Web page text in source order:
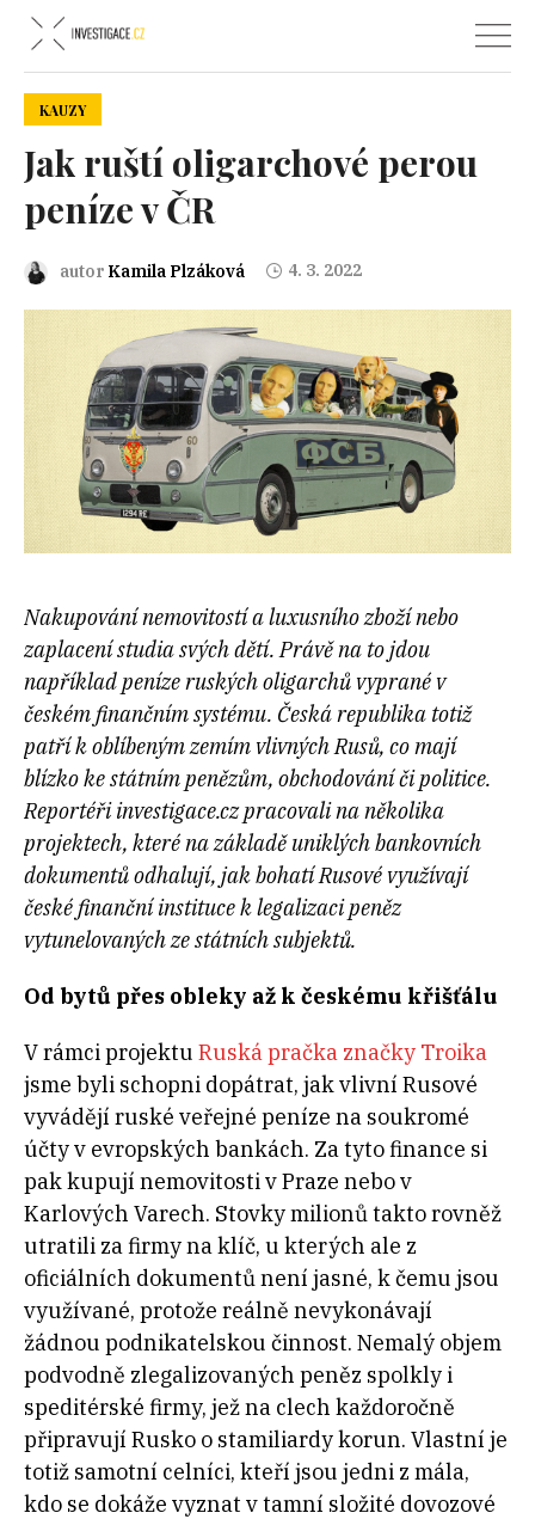
KAUZY
Jak ruští oligarchové perou
peníze v ČR
autor Kamila Plzáková 4. 3. 2022
Nakupování nemovitostí a luxusního zboží nebo
zaplacení studia svých dětí. Právě na to jdou
například peníze ruských oligarchů vyprané v
českém finančním systému. Česká republika totiž
patří k oblíbeným zemím vlivných Rusů, co mají
blízko ke státním penězům, obchodování či politice.
Reportéři investigace.cz pracovali na několika
projektech, které na základě uniklých bankovních
dokumentů odhalují, jak bohatí Rusové využívají
české finanční instituce k legalizaci peněz
vytunelovaných ze státních subjektů.
Od bytů přes obleky až k českému křišťálu
V rámci projektu Ruská pračka značky Troika
jsme byli schopni dopátrat, jak vlivní Rusové
vyvádějí ruské veřejné peníze na soukromé
účty v evropských bankách. Za tyto finance si
pak kupují nemovitosti v Praze nebo v
Karlových Varech. Stovky milionů takto rovněž
utratili za firmy na klíč, u kterých ale z
oficiálních dokumentů není jasné, k čemu jsou
využívané, protože reálně nevykonávají
žádnou podnikatelskou činnost. Nemalý objem
podvodně zlegalizovaných peněz spolkly i
speditérské firmy, jež na clech každoročně
připravují Rusko o stamiliardy korun. Vlastní je
totiž samotní celníci, kteří jsou jedni z mála,
kdo se dokáže vyznat v tamní složité dovozové